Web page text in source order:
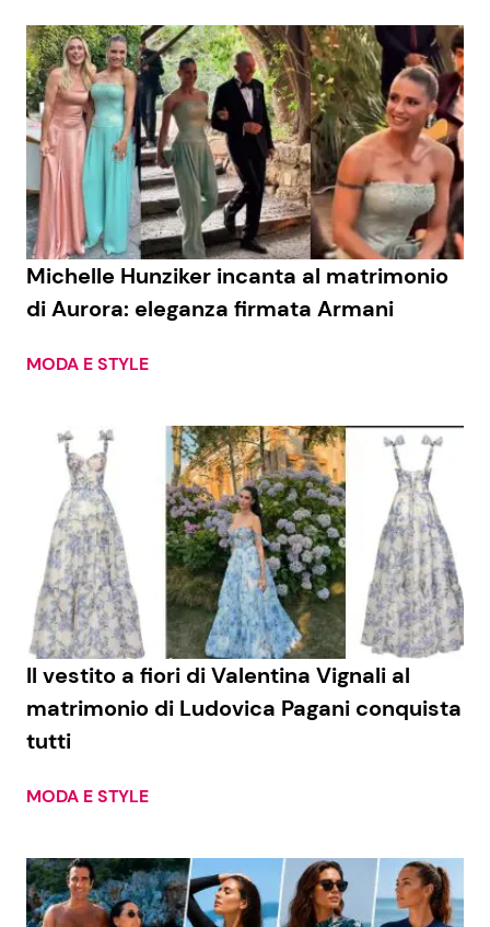
Michelle Hunziker incanta al matrimonio
di Aurora: eleganza firmata Armani
MODA E STYLE
Il vestito a fiori di Valentina Vignali al
matrimonio di Ludovica Pagani conquista
tutti
MODA E STYLE